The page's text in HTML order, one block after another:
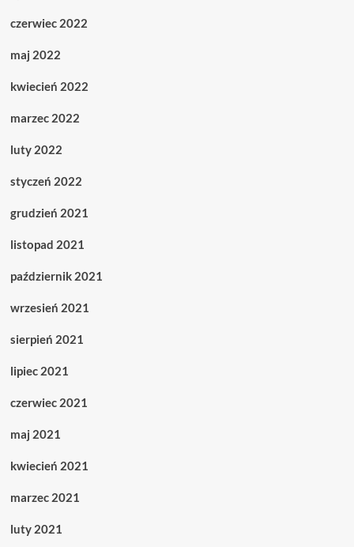
czerwiec 2022
maj 2022
kwiecień 2022
marzec 2022
luty 2022
styczeń 2022
grudzień 2021
listopad 2021
październik 2021
wrzesień 2021
sierpień 2021
lipiec 2021
czerwiec 2021
maj 2021
kwiecień 2021
marzec 2021
luty 2021